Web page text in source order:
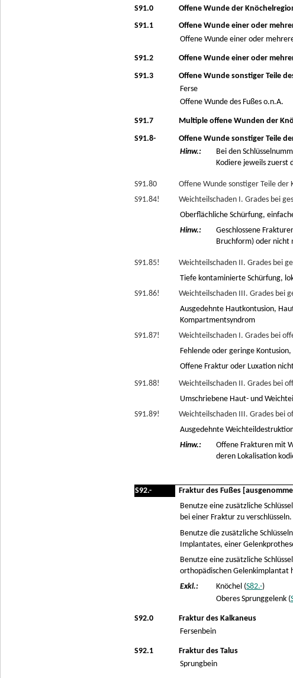
S91.0
Offene Wunde der
S91.1
Offene Wunde einer oder
Offene Wunde einer oder
S91.2
Offene Wunde einer oder
S91.3
Offene Wunde sonstiger Teile
Ferse
Offene Wunde des Fußes o.n.A.
S91.7
Multiple offene Wunden der
S91.8-
Offene Wunde sonstiger Teile
Hinw.:
Bei den
Kodiere jeweils zuerst
S91.80
Offene Wunde sonstiger Teile der
S91.84!
Weichteilschaden I. Grades bei
Oberflächliche Schürfung,
Hinw.:
Geschlossene
Bruchform) oder nicht
S91.85!
Weichteilschaden II. Grades bei
Tiefe kontaminierte Schürfung,
S91.86!
Weichteilschaden III. Grades bei
Ausgedehnte Hautkontusion,
Kompartmentsyndrom
S91.87!
Weichteilschaden I. Grades bei
Fehlende oder geringe
Offene Fraktur oder Luxation
S91.88!
Weichteilschaden II. Grades bei
Umschriebene Haut- und
S91.89!
Weichteilschaden III. Grades bei
Ausgedehnte
Hinw.:
Offene Frakturen mit
deren Lokalisation
S92.-
Fraktur des Fußes
Benutze eine zusätzliche
bei einer Fraktur zu verschlüsseln.
Benutze die zusätzliche
Implantates, einer
Benutze eine zusätzliche
orthopädischen Gelenkimplantat
Exkl.:
Knöchel (S82.-)
Oberes Sprunggelenk (
S92.0
Fraktur des Kalkaneus
Fersenbein
S92.1
Fraktur des Talus
Sprungbein